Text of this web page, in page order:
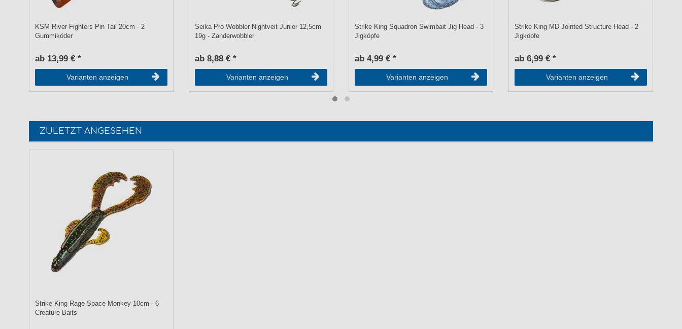
KSM River Fighters Pin Tail 20cm - 2
Gummiköder
ab 13,99 € *
Varianten anzeigen
Seika Pro Wobbler Nightveit Junior 12,5cm
19g - Zanderwobbler
ab 8,88 € *
Varianten anzeigen
Strike King Squadron Swimbait Jig Head - 3
Jigköpfe
ab 4,99 € *
Varianten anzeigen
Strike King MD Jointed Structure Head - 2
Jigköpfe
ab 6,99 € *
Varianten anzeigen
ZULETZT ANGESEHEN
Strike King Rage Space Monkey 10cm - 6
Creature Baits